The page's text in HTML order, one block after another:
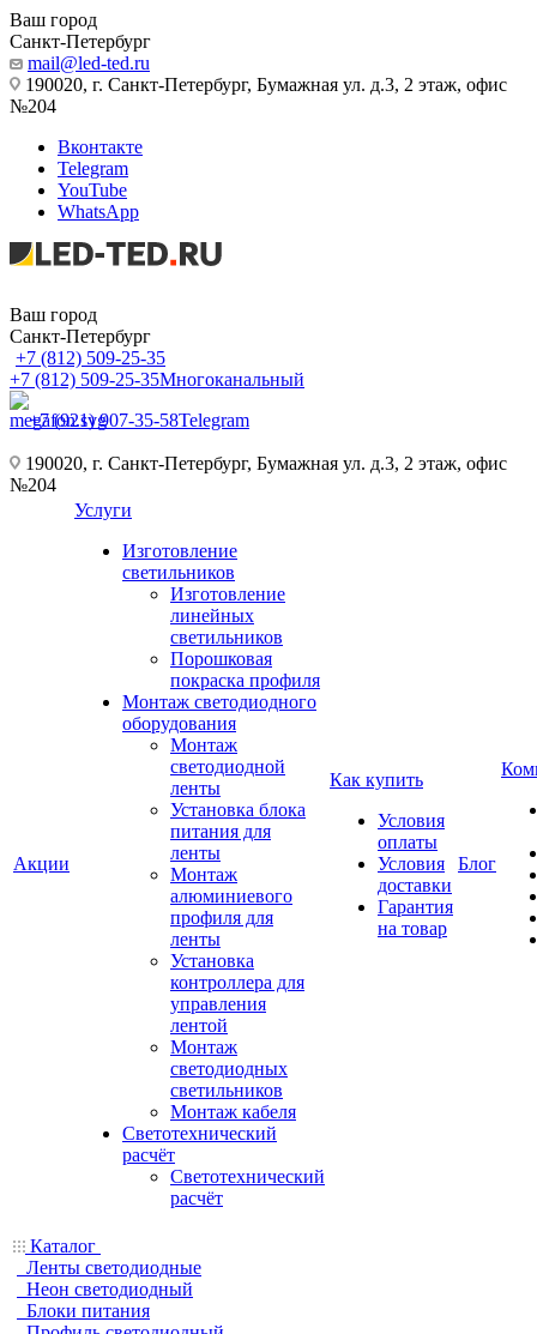
Ваш город
Санкт-Петербург
mail@led-ted.ru
190020, г. Санкт-Петербург, Бумажная ул. д.3, 2 этаж, офис
№204
Вконтакте
Telegram
YouTube
WhatsApp
Ваш город
Санкт-Петербург
+7 (812) 509-25-35
+7 (812) 509-25-35Многоканальный
+7 (921) 907-35-58Telegram
190020, г. Санкт-Петербург, Бумажная ул. д.3, 2 этаж, офис
№204
Акции
Услуги
Изготовление
светильников
Изготовление
линейных
светильников
Порошковая
покраска профиля
Монтаж светодиодного
оборудования
Монтаж
светодиодной
ленты
Установка блока
питания для
ленты
Монтаж
алюминиевого
профиля для
ленты
Установка
контроллера для
управления
лентой
Монтаж
светодиодных
светильников
Монтаж кабеля
Светотехнический
расчёт
Светотехнический
расчёт
Как купить
Условия
оплаты
Условия
доставки
Гарантия
на товар
Блог
Каталог
Ленты светодиодные
Неон светодиодный
Блоки питания